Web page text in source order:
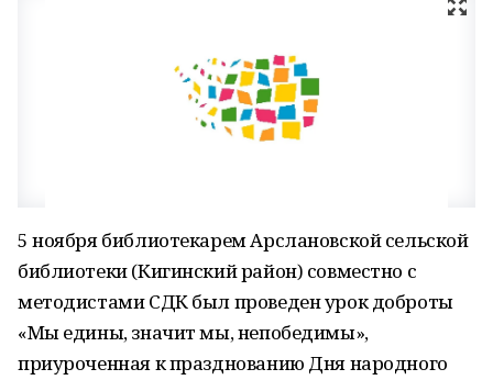
5 ноября библиотекарем Арслановской сельской
библиотеки (Кигинский район) совместно с
методистами СДК был проведен урок доброты
«Мы едины, значит мы, непобедимы»,
приуроченная к празднованию Дня народного